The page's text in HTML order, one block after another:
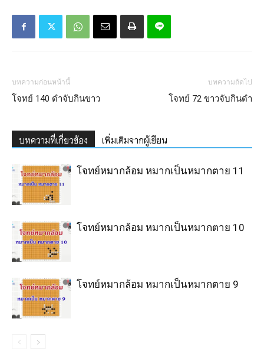
บทความก่อนหน้านี้
โจทย์ 140 ดำจับกินขาว
บทความถัดไป
โจทย์ 72 ขาวจับกินดำ
บทความที่เกี่ยวข้อง เพิ่มเติมจากผู้เขียน
โจทย์หมากล้อม หมากเป็นหมากตาย 11
โจทย์หมากล้อม หมากเป็นหมากตาย 10
โจทย์หมากล้อม หมากเป็นหมากตาย 9